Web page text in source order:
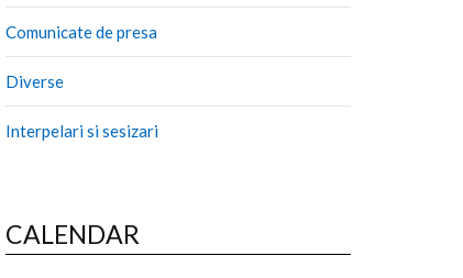
Comunicate de presa
Diverse
Interpelari si sesizari
CALENDAR